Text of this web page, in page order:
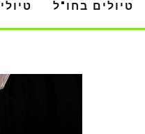
טיולים בחו"ל